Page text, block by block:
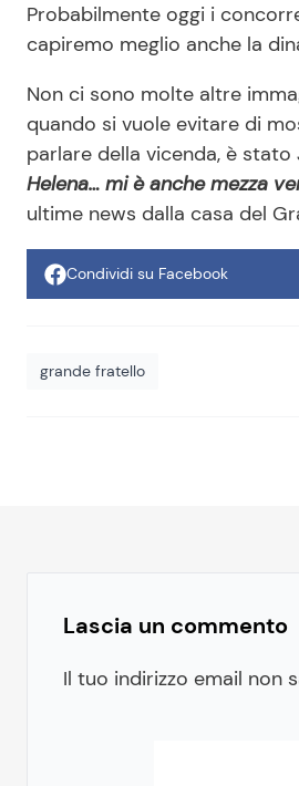
Probabilmente oggi i
capiremo meglio anche la
Non ci sono molte altre
quando si vuole evitare di
parlare della vicenda, è
Helena… mi è anche mezza
ultime news dalla casa del
Condividi su Facebook
grande fratello
Lascia un commento
Il tuo indirizzo email non